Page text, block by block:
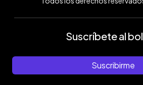
Suscríbete al
Suscribirme